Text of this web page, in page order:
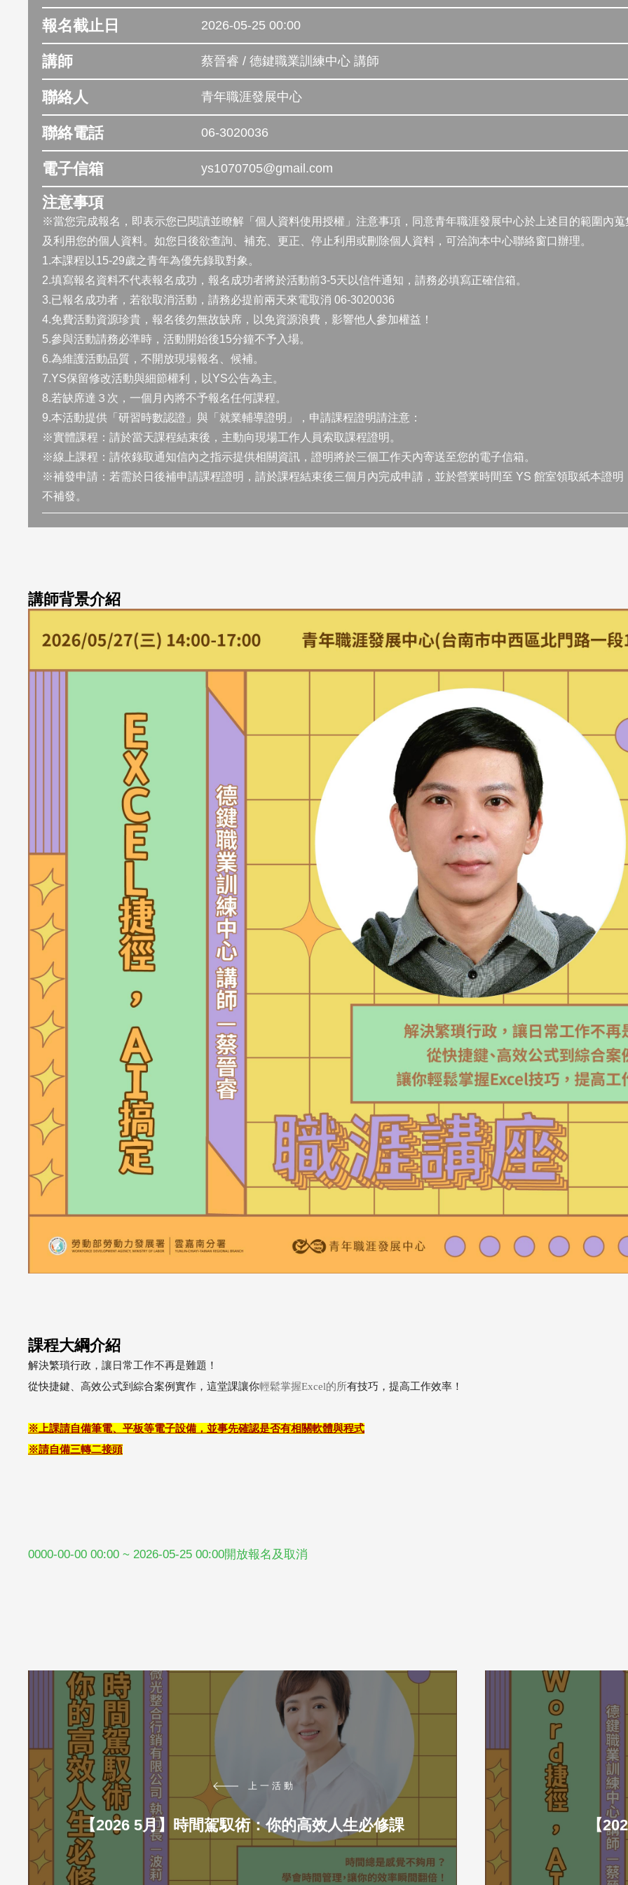
報名截止日 2026-05-25 00:00
講師 蔡晉睿 / 德鍵職業訓練中心 講師
聯絡人 青年職涯發展中心
聯絡電話 06-3020036
電子信箱 ys1070705@gmail.com
注意事項
※當您完成報名，即表示您已閱讀並瞭解「 個人資料使用授權 」注意事項，同意青年職涯發展中心於上述目的範圍內
及利用您的個人資料。如您日後欲查詢、補充、更正、停止利用或刪除個人資料，可洽詢本中心聯絡窗口辦理。
1.本課程以15-29歲之青年為優先錄取對象。
2.填寫報名資料不代表報名成功，報名成功者將於活動前3-5天以信件通知，請務必填寫正確信箱。
3.已報名成功者，若欲取消活動，請務必提前兩天來電取消 06-3020036
4.免費活動資源珍貴，報名後勿無故缺席，以免資源浪費，影響他人參加權益！
5.參與活動請務必準時，活動開始後15分鐘不予入場。
6.為維護活動品質，不開放現場報名、候補。
7.YS保留修改活動與細節權利，以YS公告為主。
8.若缺席達３次，一個月內將不予報名任何課程。
9.本活動提供「研習時數認證」與「就業輔導證明」，申請課程證明請注意：
※實體課程：請於當天課程結束後，主動向現場工作人員索取課程證明。
※線上課程：請依錄取通知信內之指示提供相關資訊，證明將於三個工作天內寄送至您的電子信箱。
※補發申請：若需於日後補申請課程證明，請於課程結束後三個月內完成申請，並於營業時間至 YS 館室領取紙本證明
不補發。
講師背景介紹
課程大綱介紹
解決繁瑣行政，讓日常工作不再是難題！
從快捷鍵、高效公式到綜合案例實作，這堂課讓你輕鬆掌握Excel的所有技巧，提高工作效率！
※上課請自備筆電、平板等電子設備，並事先確認是否有相關軟體與程式
※請自備三轉二接頭
0000-00-00 00:00 ~ 2026-05-25 00:00開放報名及取消
上一活動
【2026 5月】時間駕馭術：你的高效人生必修課 【